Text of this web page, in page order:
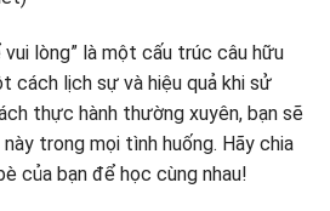
vui lòng” là một cấu trúc câu hữu
cách lịch sự và hiệu quả khi sử
thực hành thường xuyên, bạn sẽ
trong mọi tình huống. Hãy chia
của bạn để học cùng nhau!